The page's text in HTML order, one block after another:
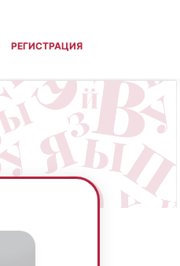
РЕГИСТРАЦИЯ